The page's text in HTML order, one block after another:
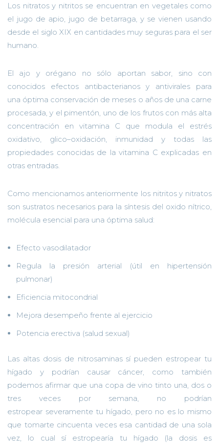
Los nitratos y nitritosse encuentran en vegetales como
el jugo de apio, jugo de betarraga y se vienen usando
desde el siglo XIX en cantidades muy seguras para el ser
humano.
El ajo y orégano no sólo aportan sabor, sino con
conocidos efectos antibacterianos y antivirales para
una óptima conservación de meses o años de una carne
procesada, y el pimentón, uno de los frutos con más alta
concentración en vitamina C que modula el estrés
oxidativo,
glico–oxidación, inmunidad y todas las
propiedades conocidas de la vitamina C explicadas en
otras entradas.
Como mencionamos anteriormente los nitritos y nitratos
son sustratos necesarios para la síntesis del oxido nítrico,
molécula esencial para una óptima salud:
Efecto vasodilatador
Regula la presión arterial (útil en hipertensión
pulmonar)
Eficiencia mitocondrial
Mejora desempeño frente al ejercicio
Potencia erectiva (salud sexual)
Las altas dosis de nitrosaminassípueden estropear tu
hígado y podrían causar cáncer, comotambién
podemos afirmar que una copa de vino tinto una, dos o
tres veces por semana no podrían
estropear severamentetu hígado, pero no es lo mismo
que tomarte cincuenta veces esa cantidad de una sola
vez , lo cual sí estropearía tu hígado (la dosis es